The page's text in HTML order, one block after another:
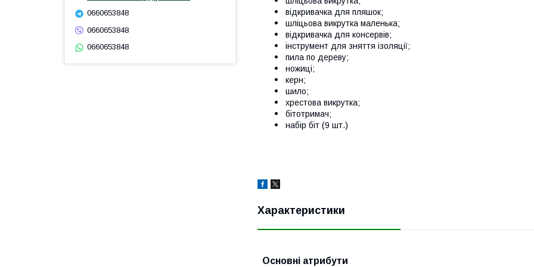
відкривачка для пляшок;
шліцьова викрутка маленька;
відкривачка для консервів;
інструмент для зняття ізоляції;
пила по дереву;
ножиці;
керн;
шило;
хрестова викрутка;
бітотримач;
набір біт (9 шт.)
Характеристики
Основні атрибути
0660653848
0660653848
0660653848